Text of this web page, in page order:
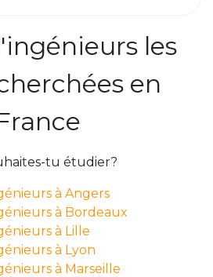
les
en
tu étudier?
à Angers
à Bordeaux
à Lille
à Lyon
à Marseille